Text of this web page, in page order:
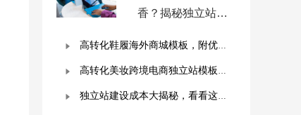
香？揭秘独立站被